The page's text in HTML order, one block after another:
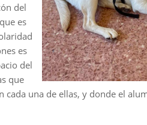
del
es
es
del
que
cada una de ellas, y donde el